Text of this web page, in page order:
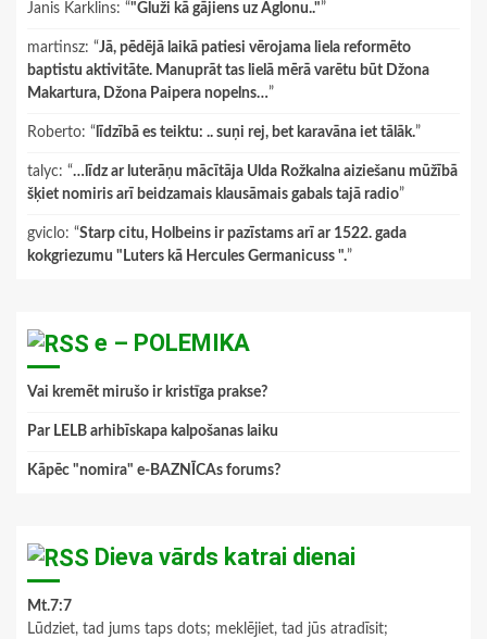
Janis Karklins: “"Gluži kā gājiens uz Aglonu.."”
martinsz: “Jā, pēdējā laikā patiesi vērojama liela reformēto
baptistu aktivitāte. Manuprāt tas lielā mērā varētu būt Džona
Makartura, Džona Paipera nopelns…”
Roberto: “ līdzībā es teiktu: .. suņi rej, bet karavāna iet tālāk.”
talyc: “…līdz ar luterāņu mācītāja Ulda Rožkalna aiziešanu mūžībā
šķiet nomiris arī beidzamais klausāmais gabals tajā radio”
gviclo: “Starp citu, Holbeins ir pazīstams arī ar 1522. gada
kokgriezumu "Luters kā Hercules Germanicuss ".”
e – POLEMIKA
Vai kremēt mirušo ir kristīga prakse?
Par LELB arhibīskapa kalpošanas laiku
Kāpēc "nomira" e-BAZNĪCAs forums?
Dieva vārds katrai dienai
Mt.7:7
Lūdziet, tad jums taps dots; meklējiet, tad jūs atradīsit;